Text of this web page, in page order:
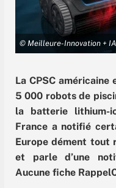
© Meilleure-Innovation + IA
La CPSC
5 000 robots de
la batterie lithium-
France a notifié
Europe dément tout
et parle d’une
Aucune fiche